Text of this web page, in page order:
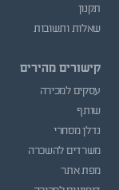
תקנון
שאלות ותשובות
קישורים מהירים
עסקים למכירה
שותף
נדלן מסחרי
משרדים להשכרה
מפת אתר